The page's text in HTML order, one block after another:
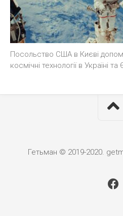
Посольство США в Києві
космічні технології в Україні та
Гетьман © 2019-2020.